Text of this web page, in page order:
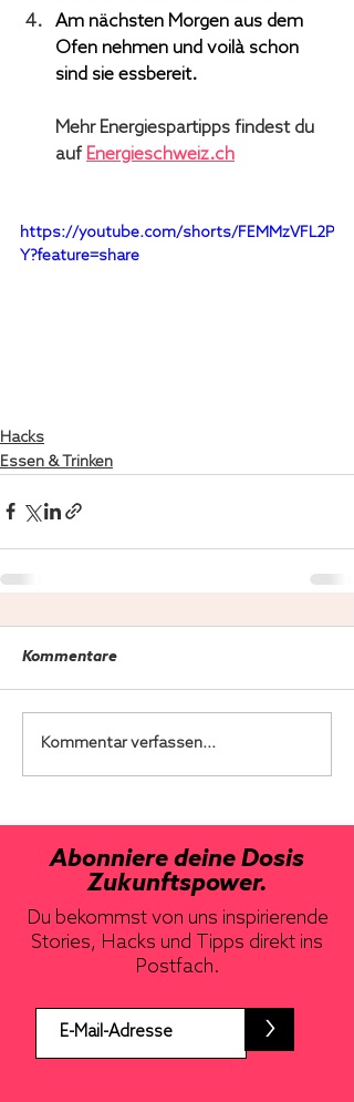
Am nächsten Morgen aus dem
Ofen nehmen und voilà schon
sind sie essbereit.
Mehr Energiespartipps findest du
auf Energieschweiz.ch
https://youtube.com/shorts/FEMMzVFL2P
Y?feature=share
Hacks
Essen & Trinken
Kommentare
Kommentar verfassen...
Abonniere deine Dosis
Zukunftspower.
Du bekommst von uns inspirierende
Stories, Hacks und Tipps direkt ins
Postfach.
>